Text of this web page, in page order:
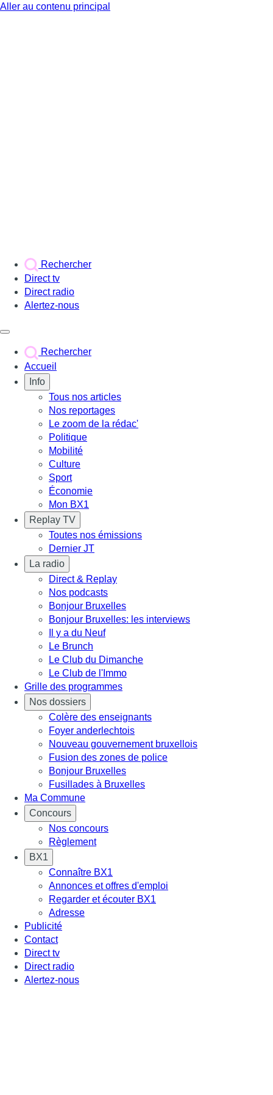
Aller au contenu principal
Rechercher
Direct tv
Direct radio
Alertez-nous
Rechercher
Accueil
Info
Tous nos articles
Nos reportages
Le zoom de la rédac'
Politique
Mobilité
Culture
Sport
Économie
Mon BX1
Replay TV
Toutes nos émissions
Dernier JT
La radio
Direct & Replay
Nos podcasts
Bonjour Bruxelles
Bonjour Bruxelles: les interviews
Il y a du Neuf
Le Brunch
Le Club du Dimanche
Le Club de l'Immo
Grille des programmes
Nos dossiers
Colère des enseignants
Foyer anderlechtois
Nouveau gouvernement bruxellois
Fusion des zones de police
Bonjour Bruxelles
Fusillades à Bruxelles
Ma Commune
Concours
Nos concours
Règlement
BX1
Connaître BX1
Annonces et offres d'emploi
Regarder et écouter BX1
Adresse
Publicité
Contact
Direct tv
Direct radio
Alertez-nous